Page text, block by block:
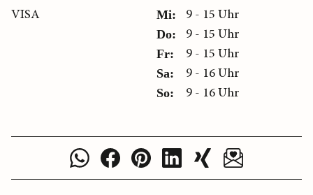
VISA
Mi: 9 - 15 Uhr
Do: 9 - 15 Uhr
Fr: 9 - 15 Uhr
Sa: 9 - 16 Uhr
So: 9 - 16 Uhr